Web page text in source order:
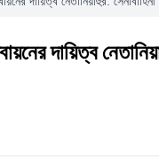
দায়িত্ব